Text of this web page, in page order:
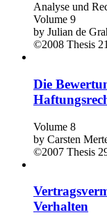
Analyse und
Volume 9
by Julian de
©2008 Thesis
Die
Volume 8
by Carsten
©2007 Thesis
Verhalten